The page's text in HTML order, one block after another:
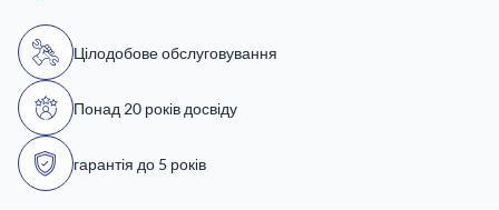
Цілодобове обслуговування
Понад 20 років досвіду
гарантія до 5 років